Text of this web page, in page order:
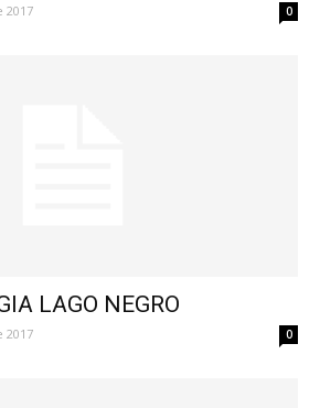
2017 0
LAGO NEGRO
2017 0